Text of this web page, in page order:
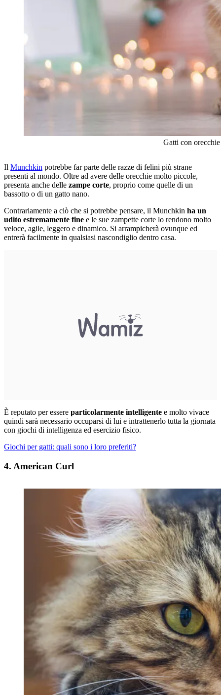
Gatti con
Il Munchkin potrebbe far parte delle razze di felini più strane
presenti al mondo. Oltre ad avere delle orecchie molto piccole,
presenta anche delle zampe corte, proprio come quelle di un
bassotto o di un gatto nano.
Contrariamente a ciò che si potrebbe pensare, il Munchkin ha un
udito estremamente fine e le sue zampette corte lo rendono molto
veloce, agile, leggero e dinamico. Si arrampicherà ovunque ed
entrerà facilmente in qualsiasi nascondiglio dentro casa.
È reputato per essere particolarmente intelligente e molto vivace
quindi sarà necessario occuparsi di lui e intrattenerlo tutta la giornata
con giochi di intelligenza ed esercizio fisico.
Giochi per gatti: quali sono i loro preferiti?
4. American Curl